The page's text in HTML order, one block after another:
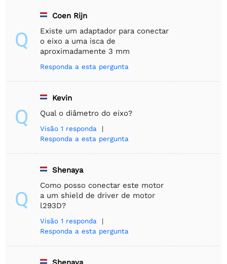
Q
Coen Rijn
Existe um adaptador para conectar
o eixo a uma isca de
aproximadamente 3 mm
Responda a esta pergunta
Q
Kevin
Qual o diâmetro do eixo?
Visão 1 responda |
Responda a esta pergunta
Q
Shenaya
Como posso conectar este motor
a um shield de driver de motor
l293D?
Visão 1 responda |
Responda a esta pergunta